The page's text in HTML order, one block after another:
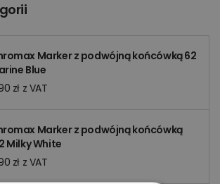
Marker z podwójną końcówką 62
Blue
zł z VAT
Marker z podwójną końcówką
Milky White
zł z VAT